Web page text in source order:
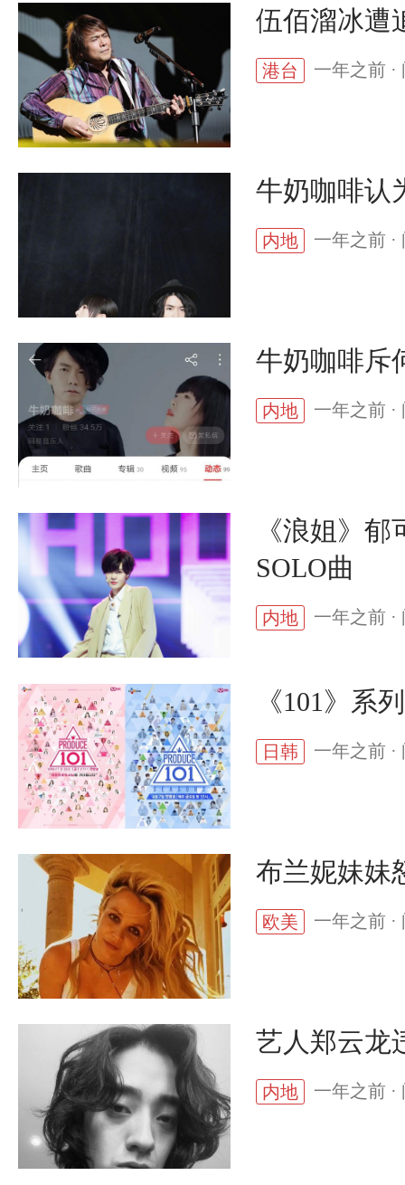
伍佰溜冰遭
港台 一年之前 ·
牛奶咖啡认
内地 一年之前 ·
牛奶咖啡斥
内地 一年之前 ·
《浪姐》
SOLO曲
内地 一年之前 ·
《101》系
日韩 一年之前 ·
布兰妮妹妹
欧美 一年之前 ·
艺人郑云龙
内地 一年之前 ·